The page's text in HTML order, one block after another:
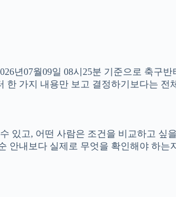
년07월09일 08시25분 기준으로 축구
가지 내용만 보고 결정하기보다는 전
있고, 어떤 사람은 조건을 비교하고 싶
안내보다 실제로 무엇을 확인해야 하는